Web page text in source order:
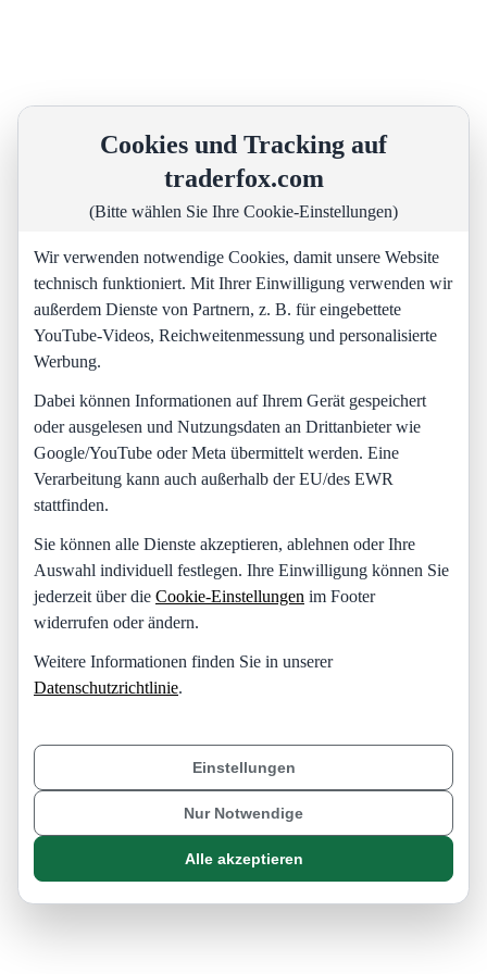
Cookies und Tracking auf
traderfox.com
(Bitte wählen Sie Ihre Cookie-Einstellungen)
Wir verwenden notwendige Cookies, damit unsere Website
technisch funktioniert. Mit Ihrer Einwilligung verwenden wir
außerdem Dienste von Partnern, z. B. für eingebettete
YouTube-Videos, Reichweitenmessung und personalisierte
Werbung.
Dabei können Informationen auf Ihrem Gerät gespeichert
oder ausgelesen und Nutzungsdaten an Drittanbieter wie
Google/YouTube oder Meta übermittelt werden. Eine
Verarbeitung kann auch außerhalb der EU/des EWR
stattfinden.
Sie können alle Dienste akzeptieren, ablehnen oder Ihre
Auswahl individuell festlegen. Ihre Einwilligung können Sie
jederzeit über die Cookie-Einstellungen im Footer
widerrufen oder ändern.
Weitere Informationen finden Sie in unserer
Datenschutzrichtlinie.
Einstellungen
Nur Notwendige
Alle akzeptieren